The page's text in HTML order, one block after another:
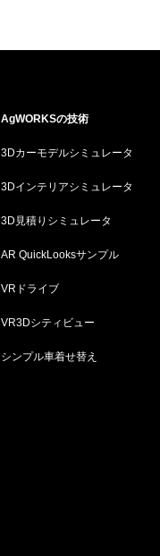
AgWORKSの技術
3Dカーモデルシミュレータ
3Dインテリアシミュレータ
3D見積りシミュレータ
AR QuickLooksサンプル
VRドライブ
VR3Dシティビュー
シンプル車着せ替え